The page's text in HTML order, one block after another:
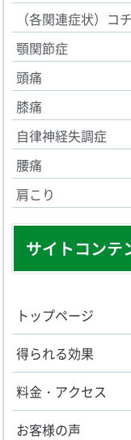
（各関連症状）コ
顎関節症
頭痛
膝痛
自律神経失調症
腰痛
肩こり
サイトコンテ
トップページ
得られる効果
料金・アクセス
お客様の声